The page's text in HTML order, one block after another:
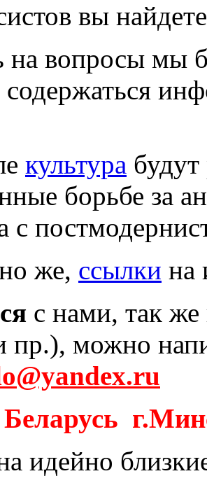
вы
на вопросы мы
содержаться
культура
борьбе за
с
же, ссылки на
с нами, так
пр.), можно
идейно